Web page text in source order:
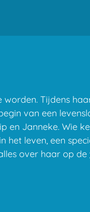
Tijdens
van een
Janneke. Wie
het leven, een
over haar op de